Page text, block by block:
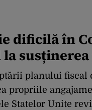
dificilă în
planului fiscal
propriile
Statelor Unite